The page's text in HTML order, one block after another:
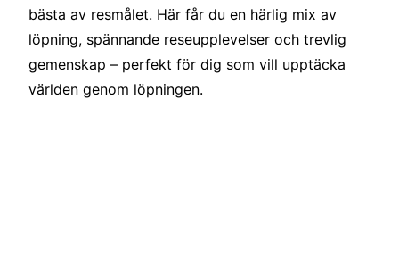
bästa av resmålet. Här får du en härlig mix av
löpning, spännande reseupplevelser och trevlig
gemenskap – perfekt för dig som vill upptäcka
världen genom löpningen.